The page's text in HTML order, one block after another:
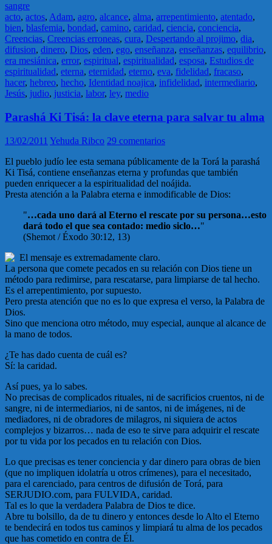
sangre
acto, actos, Adam, agro, alcance, alma, arrepentimiento, atentado,
bien, blasfemia, bondad, camino, caridad, ciencia, conciencia,
Creencias, Creencias erroneas, cura, Despertando al projimo, dia,
difusion, dinero, Dios, eden, ego, enseñanza, enseñanzas, equilibrio,
era mesiánica, error, espiritual, espiritualidad, esposa, Estudios de
espiritualidad, eterna, eternidad, eterno, eva, fidelidad, fracaso,
hacer, hebreo, hecho, Identidad noajica, infidelidad, intermediario,
Jesús, judio, justicia, labor, ley, medio
Parashá Ki Tisá: la clave eterna para salvar tu alma
13/02/2011 Yehuda Ribco 29 comentarios
El pueblo judío lee esta semana públicamente de la Torá la parashá
Ki Tisá, contiene enseñanzas eterna y profundas que también
pueden enriquecer a la espiritualidad del noájida.
Presta atención a la Palabra eterna e inmodificable de Dios:
"…cada uno dará al Eterno el rescate por su persona…esto
dará todo el que sea contado: medio siclo…"
(Shemot / Éxodo 30:12, 13)
El mensaje es extremadamente claro.
La persona que comete pecados en su relación con Dios tiene un
método para redimirse, para rescatarse, para limpiarse de tal hecho.
Es el arrepentimiento, por supuesto.
Pero presta atención que no es lo que expresa el verso, la Palabra de
Dios.
Sino que menciona otro método, muy especial, aunque al alcance de
la mano de todos.
¿Te has dado cuenta de cuál es?
Sí: la caridad.
Así pues, ya lo sabes.
No precisas de complicados rituales, ni de sacrificios cruentos, ni de
sangre, ni de intermediarios, ni de santos, ni de imágenes, ni de
mediadores, ni de obradores de milagros, ni siquiera de actos
complejos y bizarros… nada de eso te sirve para adquirir el rescate
por tu vida por los pecados en tu relación con Dios.
Lo que precisas es tener conciencia y dar dinero para obras de bien
(que no impliquen idolatría u otros crímenes), para el necesitado,
para el carenciado, para centros de difusión de Torá, para
SERJUDIO.com, para FULVIDA, caridad.
Tal es lo que la verdadera Palabra de Dios te dice.
Abre tu bolsillo, da de tu dinero y entonces desde lo Alto el Eterno
te bendecirá en todos tus caminos y limpiará tu alma de los pecados
que has cometido en contra de Él.